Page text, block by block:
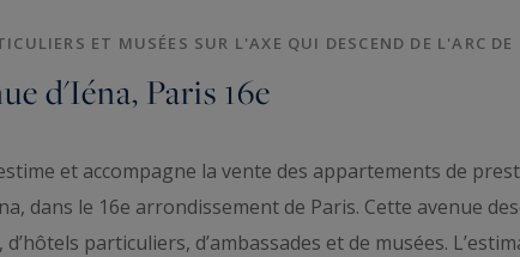
ET MUSÉES SUR L'AXE QUI DESCEND DE L'ARC
d'Iéna, Paris 16e
et accompagne la vente des appartements de
dans le 16e arrondissement de Paris. Cette avenue
particuliers, d’ambassades et de musées.